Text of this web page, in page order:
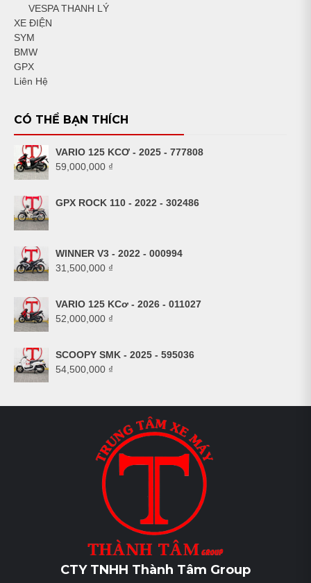
VESPA THANH LÝ
XE ĐIỆN
SYM
BMW
GPX
Liên Hệ
CÓ THỂ BẠN THÍCH
VARIO 125 KCƠ - 2025 - 777808
59,000,000 ₫
GPX ROCK 110 - 2022 - 302486
WINNER V3 - 2022 - 000994
31,500,000 ₫
VARIO 125 KCơ - 2026 - 011027
52,000,000 ₫
SCOOPY SMK - 2025 - 595036
54,500,000 ₫
CTY TNHH Thành Tâm Group